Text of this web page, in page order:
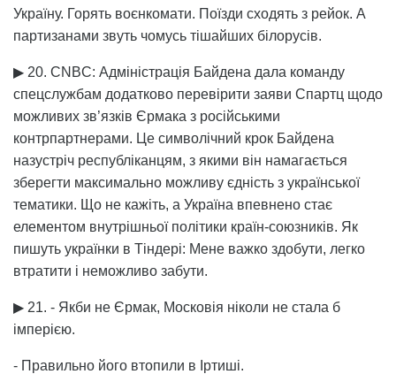
Україну. Горять воєнкомати. Поїзди сходять з рейок. А
партизанами звуть чомусь тішайших білорусів.
▶ 20. CNBC: Адміністрація Байдена дала команду
спецслужбам додатково перевірити заяви Спартц щодо
можливих зв’язків Єрмака з російськими
контрпартнерами. Це символічний крок Байдена
назустріч республіканцям, з якими він намагається
зберегти максимально можливу єдність з української
тематики. Що не кажіть, а Україна впевнено стає
елементом внутрішньої політики країн-союзників. Як
пишуть українки в Тіндері: Мене важко здобути, легко
втратити і неможливо забути.
▶ 21. - Якби не Єрмак, Московія ніколи не стала б
імперією.
- Правильно його втопили в Іртиші.